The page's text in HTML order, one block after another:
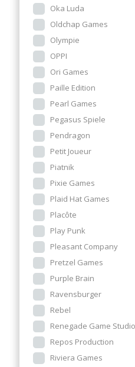
Oka Luda
Oldchap Games
Olympie
OPPI
Ori Games
Paille Edition
Pearl Games
Pegasus Spiele
Pendragon
Petit Joueur
Piatnik
Pixie Games
Plaid Hat Games
Placôte
Play Punk
Pleasant Company
Pretzel Games
Purple Brain
Ravensburger
Rebel
Renegade Game Studio
Repos Production
Riviera Games